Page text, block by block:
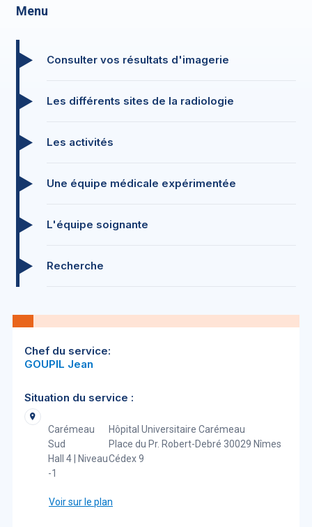
Chef du service:
GOUPIL Jean
Situation du service :
Carémeau
Sud
Hall 4 | Niveau
-1
Hôpital Universitaire Carémeau
Place du Pr. Robert-Debré 30029 Nîmes
Cédex 9
Voir sur le plan
Menu
Consulter vos résultats d'imagerie
Les différents sites de la radiologie
Les activités
Une équipe médicale expérimentée
L'équipe soignante
Recherche